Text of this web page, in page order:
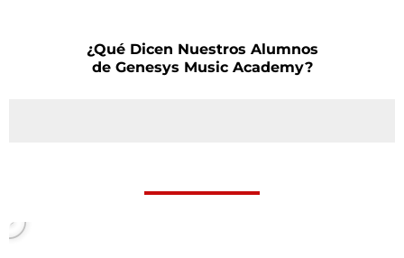
¿Qué Dicen Nuestros Alumnos
de Genesys Music Academy?